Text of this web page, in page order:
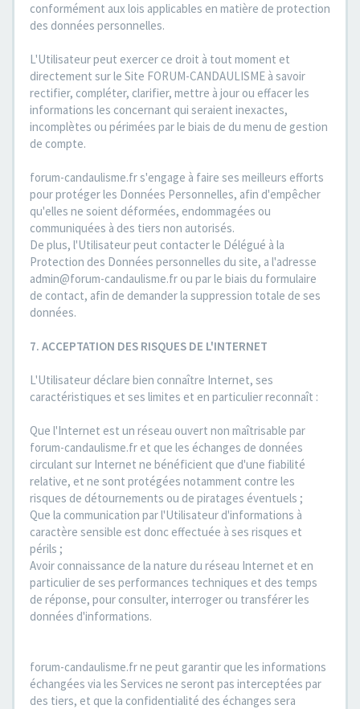
conformément aux lois applicables en matière de protection
des données personnelles.
L'Utilisateur peut exercer ce droit à tout moment et
directement sur le Site FORUM-CANDAULISME à savoir
rectifier, compléter, clarifier, mettre à jour ou effacer les
informations les concernant qui seraient inexactes,
incomplètes ou périmées par le biais de du menu de gestion
de compte.
forum-candaulisme.fr s'engage à faire ses meilleurs efforts
pour protéger les Données Personnelles, afin d'empêcher
qu'elles ne soient déformées, endommagées ou
communiquées à des tiers non autorisés.
De plus, l'Utilisateur peut contacter le Délégué à la
Protection des Données personnelles du site, a l'adresse
admin@forum-candaulisme.fr ou par le biais du formulaire
de contact, afin de demander la suppression totale de ses
données.
7. ACCEPTATION DES RISQUES DE L'INTERNET
L'Utilisateur déclare bien connaître Internet, ses
caractéristiques et ses limites et en particulier reconnaît :
Que l'Internet est un réseau ouvert non maîtrisable par
forum-candaulisme.fr et que les échanges de données
circulant sur Internet ne bénéficient que d'une fiabilité
relative, et ne sont protégées notamment contre les
risques de détournements ou de piratages éventuels ;
Que la communication par l'Utilisateur d'informations à
caractère sensible est donc effectuée à ses risques et
périls ;
Avoir connaissance de la nature du réseau Internet et en
particulier de ses performances techniques et des temps
de réponse, pour consulter, interroger ou transférer les
données d'informations.
forum-candaulisme.fr ne peut garantir que les informations
échangées via les Services ne seront pas interceptées par
des tiers, et que la confidentialité des échanges sera